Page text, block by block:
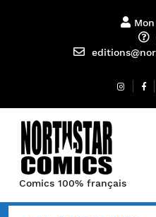
Comics 100% français